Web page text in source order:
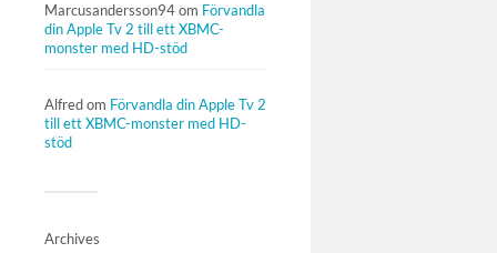
Marcusandersson94om Förvandla
din Apple Tv 2 till ett XBMC-
monster med HD-stöd
Alfredom Förvandla din Apple Tv 2
till ett XBMC-monster med HD-
stöd
Archives